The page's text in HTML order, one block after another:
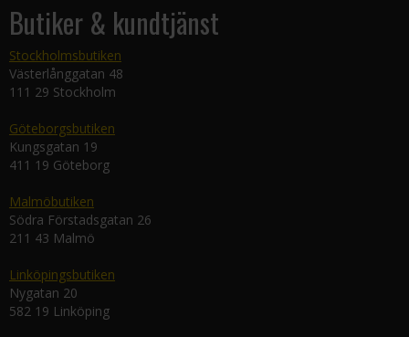
Butiker & kundtjänst
Stockholmsbutiken
Västerlånggatan 48
111 29 Stockholm
Göteborgsbutiken
Kungsgatan 19
411 19 Göteborg
Malmöbutiken
Södra Förstadsgatan 26
211 43 Malmö
Linköpingsbutiken
Nygatan 20
582 19 Linköping